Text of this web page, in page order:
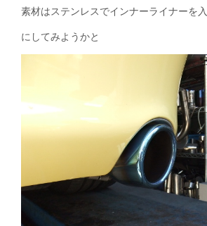
素材はステンレスでインナーライナーを
にしてみようかと